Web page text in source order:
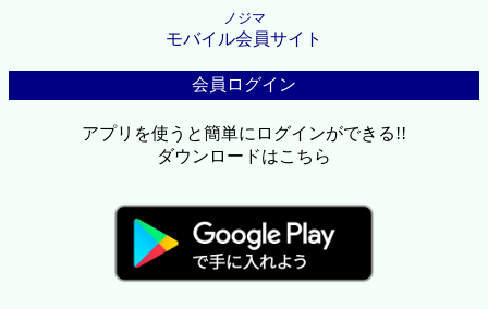
ノジマ
モバイル会員サイト
会員ログイン
アプリを使うと簡単にログインができる!!
ダウンロードはこちら